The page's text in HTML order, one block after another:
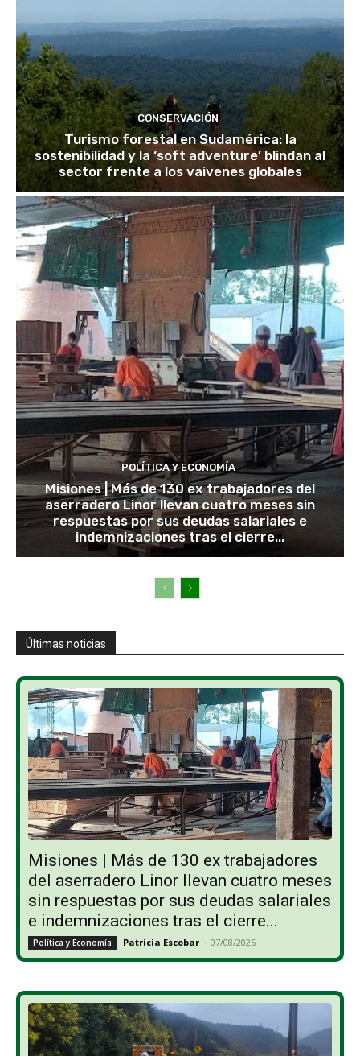
CONSERVACIÓN
Turismo forestal en Sudamérica: la
sostenibilidad y la ‘soft adventure’ blindan al
sector frente a los vaivenes globales
POLÍTICA Y ECONOMÍA
Misiones | Más de 130 ex trabajadores del
aserradero Linor llevan cuatro meses sin
respuestas por sus deudas salariales e
indemnizaciones tras el cierre...
Últimas noticias
Misiones | Más de 130 ex trabajadores
del aserradero Linor llevan cuatro meses
sin respuestas por sus deudas salariales
e indemnizaciones tras el cierre...
Política y Economía Patricia Escobar - 07/08/2026